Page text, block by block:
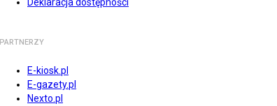
PARTNERZY
E-kiosk.pl
E-gazety.pl
Nexto.pl